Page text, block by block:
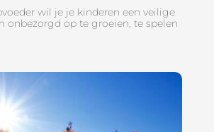
wil je je kinderen een veilige
onbezorgd op te groeien, te spelen